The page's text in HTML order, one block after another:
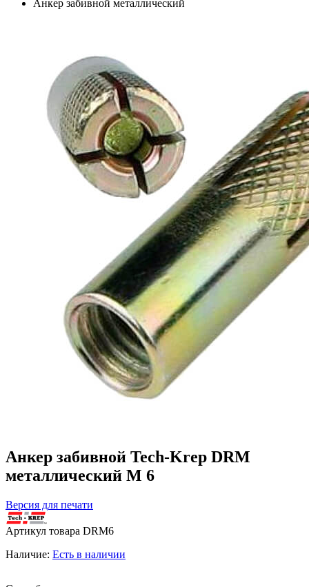
Анкер забивной металлический
Анкер забивной Tech-Krep DRM
металлический М 6
Версия для печати
Артикул товара DRM6
Наличие: Есть в наличии